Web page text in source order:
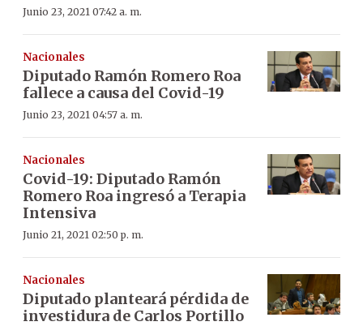
Junio 23, 2021 07:42 a. m.
Nacionales
Diputado Ramón Romero Roa
fallece a causa del Covid-19
Junio 23, 2021 04:57 a. m.
Nacionales
Covid-19: Diputado Ramón
Romero Roa ingresó a Terapia
Intensiva
Junio 21, 2021 02:50 p. m.
Nacionales
Diputado planteará pérdida de
investidura de Carlos Portillo